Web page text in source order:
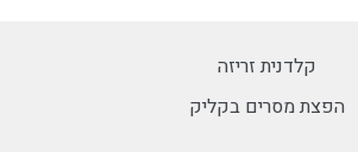
קלדנית זריזה
הפצת מסרים בקליק